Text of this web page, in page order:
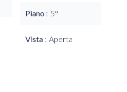
Piano 5°
Vista Aperta